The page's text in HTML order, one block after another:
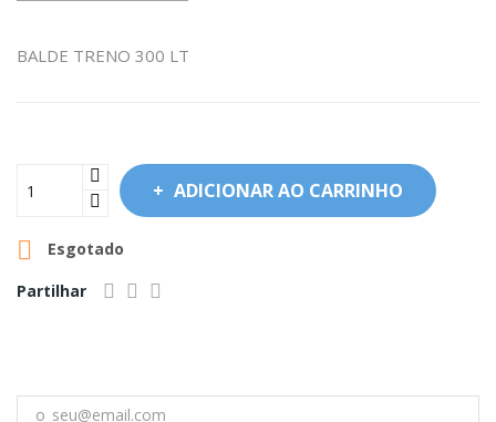
BALDE TRENO 300 LT
ADICIONAR AO CARRINHO
 Esgotado
Partilhar